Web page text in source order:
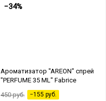
−34%
Ароматизатор "AREON" спрей
"PERFUME 35 ML" Fabrice
450руб. −155 руб.